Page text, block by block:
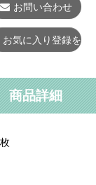
お問い合わせ
お気に入り登録をする
商品詳細